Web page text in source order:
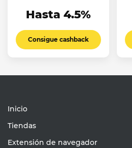
Hasta 4.5%
Consigue cashback
Inicio
Tiendas
Extensión de navegador